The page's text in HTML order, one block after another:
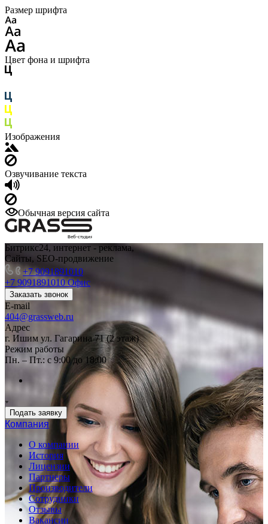
Размер шрифта
Цвет фона и шрифта
Изображения
Озвучивание текста
Обычная версия сайта
Веб-студия
Битрикс24, интернет - реклама,
Сайты, SEO-продвижение
+7 9091891010
+7 9091891010Офис
Заказать звонок
E-mail
404@grassweb.ru
Адрес
г. Ишим ул. Гагарина 71 (2 этаж)
Режим работы
Пн. – Пт.: с 9:00 до 18:00
Подать заявку
Компания
О компании
История
Лицензии
Партнеры
Производители
Сотрудники
Отзывы
Вакансии